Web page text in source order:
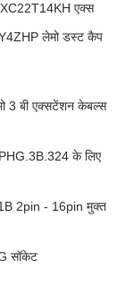
एक्स
लेमो डस्ट कैप
3 बी एक्सटेंशन केबल्स
के लिए
2pin - 16pin मुक्त
सॉकेट